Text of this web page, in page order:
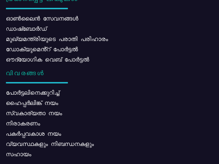
ഓൺലൈൻ സേവനങ്ങൾ
ഡാഷ്ബോർഡ്
മുഖ്യമന്ത്രിയുടെ പരാതി പരിഹാരം
ഡോക്യുമെൻ്റ് പോർട്ടൽ
ഔദ്യോഗിക വെബ് പോർട്ടൽ
വിവരങ്ങൾ
പോര്‍ട്ടലിനെക്കുറിച്ച്
ഹൈപ്പർലിങ്ക് നയം
സ്വകാര്യതാ നയം
നിരാകരണം
പകർപ്പവകാശ നയം
വ്യവസ്ഥകളും നിബന്ധനകളും
സഹായം